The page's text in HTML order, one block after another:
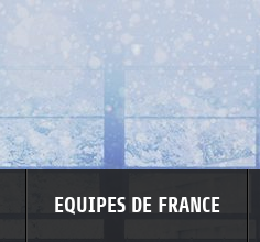
EQUIPES DE FRANCE